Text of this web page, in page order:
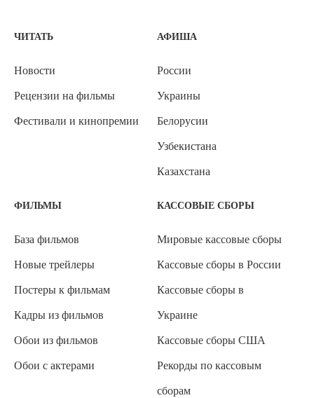
ЧИТАТЬ
Новости
Рецензии на фильмы
Фестивали и кинопремии
АФИША
России
Украины
Белорусии
Узбекистана
Казахстана
ФИЛЬМЫ
База фильмов
Новые трейлеры
Постеры к фильмам
Кадры из фильмов
Обои из фильмов
Обои с актерами
КАССОВЫЕ СБОРЫ
Мировые кассовые сборы
Кассовые сборы в России
Кассовые сборы в
Украине
Кассовые сборы США
Рекорды по кассовым
сборам